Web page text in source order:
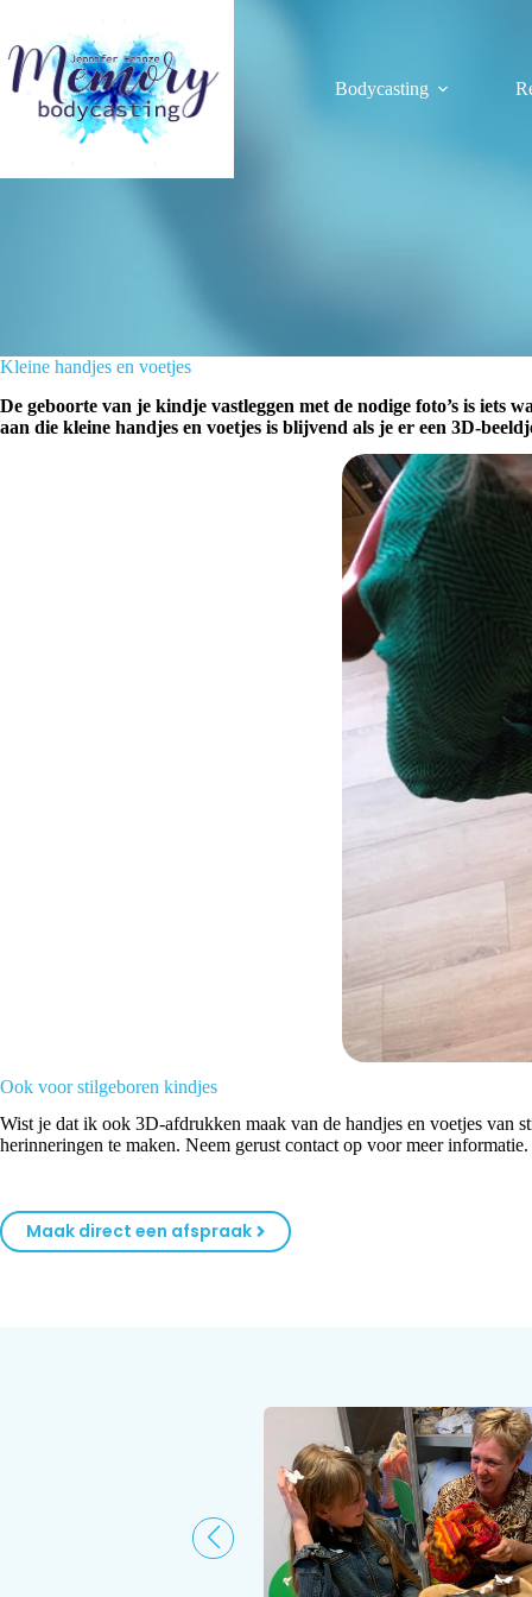
de
inhoud
Bodycasting
Kleine handjes en voetjes
De geboorte van je kindje vastleggen met de nodige foto’s is
aan die kleine handjes en voetjes is blijvend als je er een 3D-
Ook voor stilgeboren kindjes
Wist je dat ik ook 3D-afdrukken maak van de handjes en voetjes van
herinneringen te maken. Neem gerust contact op voor meer
Maak direct een afspraak